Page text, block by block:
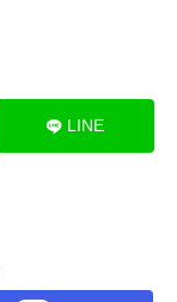
LINE